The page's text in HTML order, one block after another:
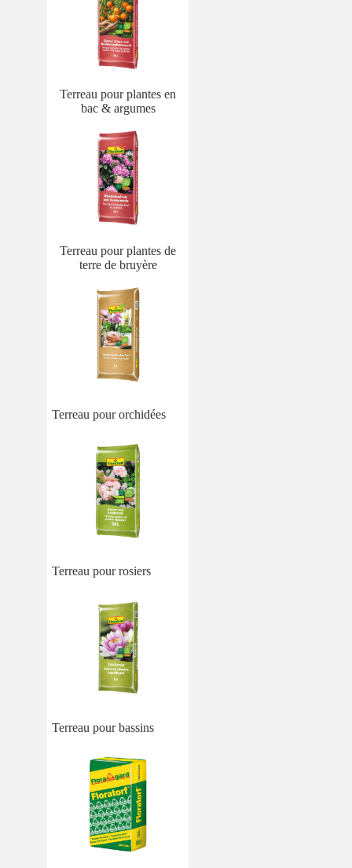
Terreau pour plantes en
bac & argumes
Terreau pour plantes de
terre de bruyère
Terreau pour orchidées
Terreau pour rosiers
Terreau pour bassins